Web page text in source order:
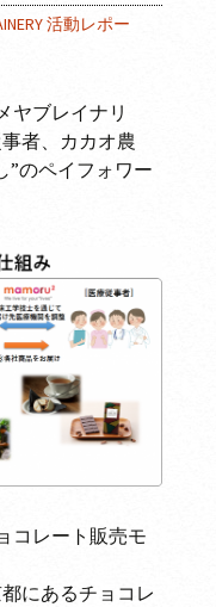
活動レポー
ヤブレイナリ
者、カカオ農
”のペイフォワー
コレート販売モ
にあるチョコレ